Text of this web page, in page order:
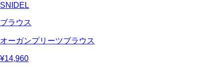
SNIDEL
ブラウス
オーガンプリーツブラウス
¥14,960